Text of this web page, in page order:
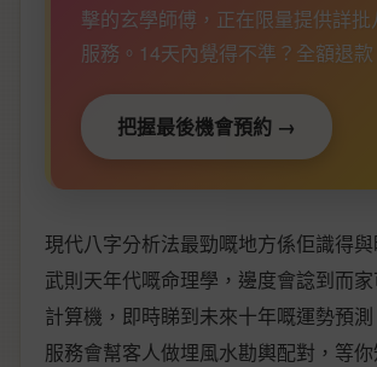
擊的玄學師傅，正在限量提供詳批
服務。14天內覺得不準？全額退款
把握最後機會預約 →
現代八字分析法最勁嘅地方係佢識得
武則天年代嘅命理學，邊度會諗到而
計算機，即時睇到未來十年嘅運勢預
服務會幫客人做埋風水勘輿配對，等